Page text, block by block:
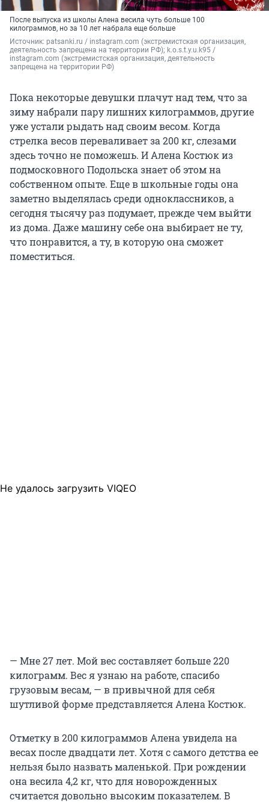
После выпуска из школы Алена весила чуть больше 100
килограммов, но за 10 лет набрала еще больше
Источник: patsanki.ru / instagram.com (экстремистская организация,
деятельность запрещена на территории РФ); k.o.s.t.y.u.k95 /
instagram.com (экстремистская организация, деятельность
запрещена на территории РФ)
Пока некоторые девушки плачут над тем, что за
зиму набрали пару лишних килограммов, другие
уже устали рыдать над своим весом. Когда
стрелка весов переваливает за 200 кг, слезами
здесь точно не поможешь. И Алена Костюк из
подмосковного Подольска знает об этом на
собственном опыте. Еще в школьные годы она
заметно выделялась среди одноклассников, а
сегодня тысячу раз подумает, прежде чем выйти
из дома. Даже машину себе она выбирает не ту,
что понравится, а ту, в которую она сможет
поместиться.
Не удалось загрузить VIQEO
— Мне 27 лет. Мой вес составляет больше 220
килограмм. Вес я узнаю на работе, спасибо
грузовым весам, — в привычной для себя
шутливой форме представляется Алена Костюк.
Отметку в 200 килограммов Алена увидела на
весах после двадцати лет. Хотя с самого детства ее
нельзя было назвать маленькой. При рождении
она весила 4,2 кг, что для новорожденных
считается довольно высоким показателем. В